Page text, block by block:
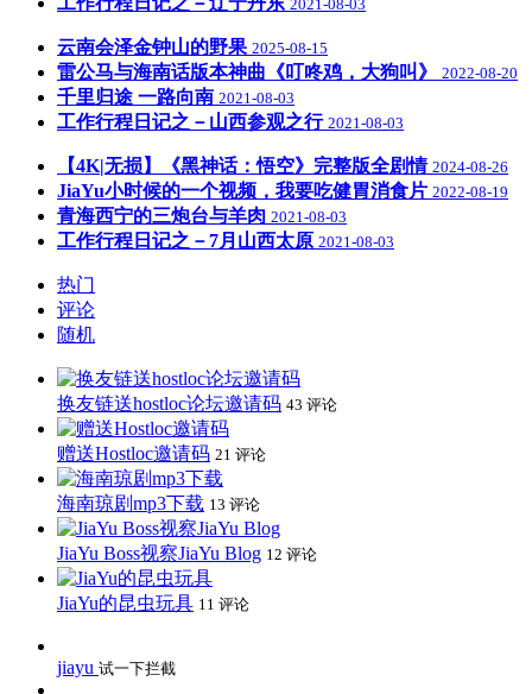
2021-08-03
云南会泽金钟山的野果 2025-08-15
雷公马与海南话版本神曲《叮咚鸡，大狗叫》 2022-08-20
千里归途 一路向南 2021-08-03
工作行程日记之－山西参观之行 2021-08-03
【4K|无损】《黑神话：悟空》完整版全剧情 2024-08-26
JiaYu小时候的一个视频，我要吃健胃消食片 2022-08-19
青海西宁的三炮台与羊肉 2021-08-03
工作行程日记之－7月山西太原 2021-08-03
热门
评论
随机
换友链送hostloc论坛邀请码 43 评论
赠送Hostloc邀请码 21 评论
海南琼剧mp3下载 13 评论
JiaYu Boss视察JiaYu Blog 12 评论
JiaYu的昆虫玩具 11 评论
jiayu 试一下拦截